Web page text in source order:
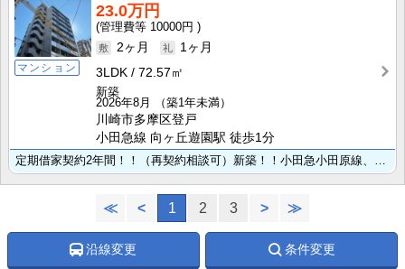
マンション
23.0万円
10000円
2ヶ月
1ヶ月
3LDK
72.57㎡
新築
2026年8月
（築1年未満）
川崎市多摩区登戸
小田急線 向ヶ丘遊園駅 徒歩1分
定期借家契約2年間！！（再契約相談可）新築！！小田急小田原線、向ヶ丘遊園駅より徒歩1分、駅近で通勤や･･･
≪ < 1 2 3 > ≫
沿線変更 条件変更